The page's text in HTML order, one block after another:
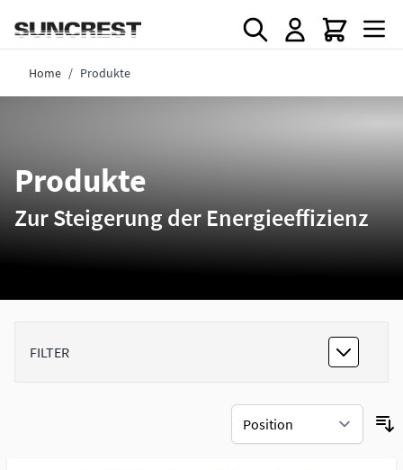
Home / Produkte
Produkte
Zur Steigerung der Energieeffizienz
FILTER